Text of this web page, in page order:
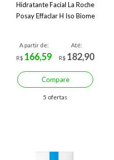
Hidratante Facial La Roche
Posay Effaclar H Iso Biome
A partir de:
R$ 166,59
Até:
R$ 182,90
Compare
5 ofertas